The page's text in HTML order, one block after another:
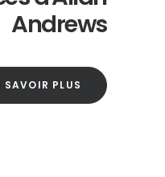
Andrews
SAVOIR PLUS